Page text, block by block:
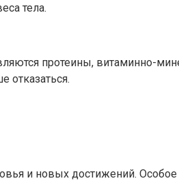
тела.
протеины, витаминно-
отказаться.
и новых достижений.